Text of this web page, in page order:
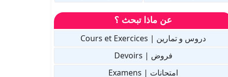
عن ماذا تبحث ؟
دروس و تمارين | Cours et Exercices
فروض | Devoirs
امتحانات | Examens